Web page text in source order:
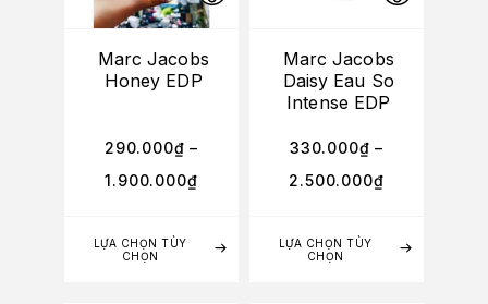
LỰA CHỌN TÙY
CHỌN
Marc Jacobs
Honey EDP
290.000₫ –
1.900.000₫
LỰA CHỌN TÙY
CHỌN
Marc Jacobs
Daisy Eau So
Intense EDP
330.000₫ –
2.500.000₫